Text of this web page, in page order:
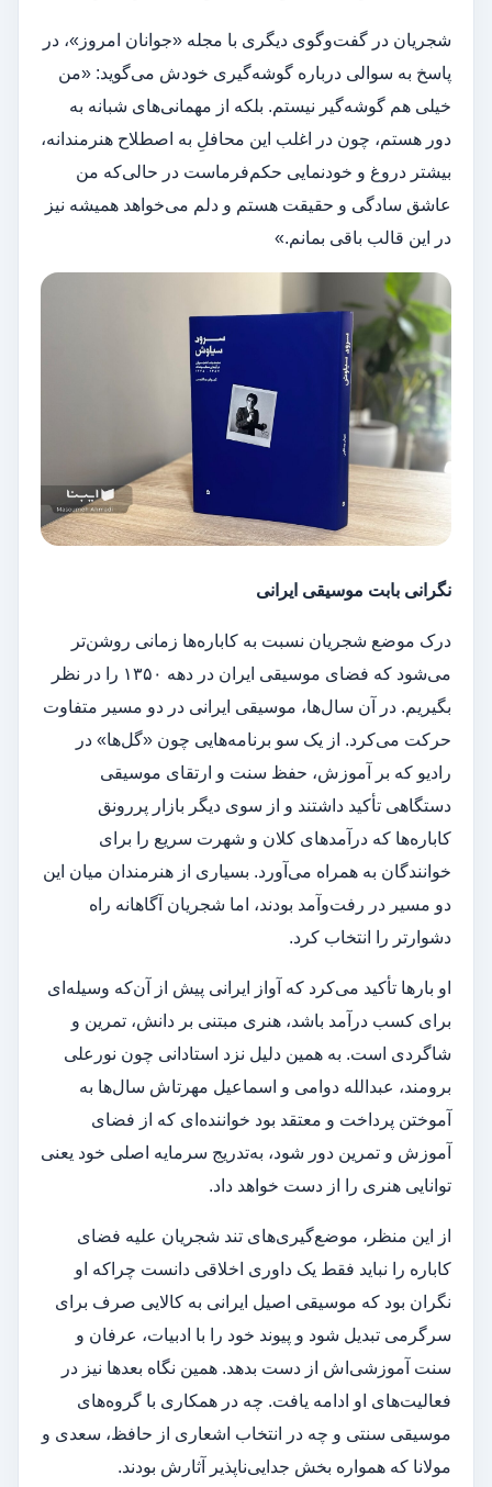
شجریان در گفت‌وگوی دیگری با مجله «جوانان امروز»، در
پاسخ به سوالی درباره گوشه‌گیری خودش می‌گوید: «من
خیلی هم گوشه‌گیر نیستم. بلکه از مهمانی‌های شبانه به
دور هستم، چون در اغلب این محافلِ به اصطلاح هنرمندانه،
بیشتر دروغ و خودنمایی حکم‌فرماست در حالی‌که من
عاشق سادگی و حقیقت هستم و دلم می‌خواهد همیشه نیز
در این قالب باقی بمانم.»
نگرانی‌ بابت موسیقی ایرانی
درک موضع شجریان نسبت به کاباره‌ها زمانی روشن‌تر
می‌شود که فضای موسیقی ایران در دهه ۱۳۵۰ را در نظر
بگیریم. در آن سال‌ها، موسیقی ایرانی در دو مسیر متفاوت
حرکت می‌کرد. از یک سو برنامه‌هایی چون «گل‌ها» در
رادیو که بر آموزش، حفظ سنت و ارتقای موسیقی
دستگاهی تأکید داشتند و از سوی دیگر بازار پررونق
کاباره‌ها که درآمدهای کلان و شهرت سریع را برای
خوانندگان به همراه می‌آورد. بسیاری از هنرمندان میان این
دو مسیر در رفت‌وآمد بودند، اما شجریان آگاهانه راه
دشوارتر را انتخاب کرد.
او بارها تأکید می‌کرد که آواز ایرانی پیش از آن‌که وسیله‌ای
برای کسب درآمد باشد، هنری مبتنی بر دانش، تمرین و
شاگردی است. به همین دلیل نزد استادانی چون نورعلی
برومند، عبدالله دوامی و اسماعیل مهرتاش سال‌ها به
آموختن پرداخت و معتقد بود خواننده‌ای که از فضای
آموزش و تمرین دور شود، به‌تدریج سرمایه اصلی خود یعنی
توانایی هنری را از دست خواهد داد.
از این منظر، موضع‌گیری‌های تند شجریان علیه فضای
کاباره را نباید فقط یک داوری اخلاقی دانست چراکه او
نگران بود که موسیقی اصیل ایرانی به کالایی صرف برای
سرگرمی تبدیل شود و پیوند خود را با ادبیات، عرفان و
سنت آموزشی‌اش از دست بدهد. همین نگاه بعدها نیز در
فعالیت‌های او ادامه یافت. چه در همکاری با گروه‌های
موسیقی سنتی و چه در انتخاب اشعاری از حافظ، سعدی و
مولانا که همواره بخش جدایی‌ناپذیر آثارش بودند.